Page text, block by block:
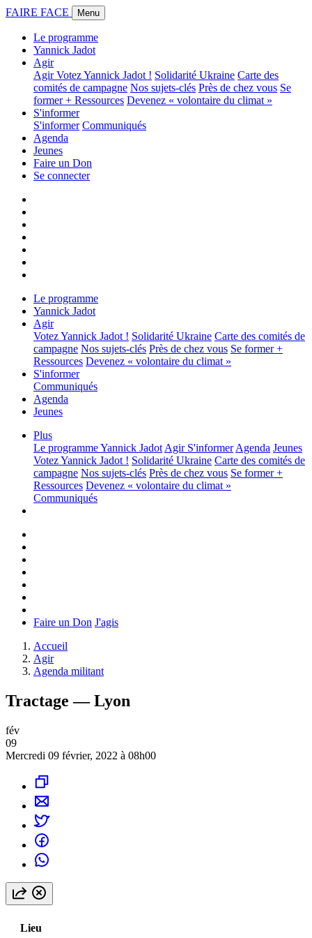
FAIRE FACE Menu
Le programme
Yannick Jadot
Agir
AgirVotez Yannick Jadot ! Solidarité Ukraine Carte des
comités de campagne Nos sujets-clés Près de chez vous Se
former + Ressources Devenez « volontaire du climat »
S'informer
S'informer Communiqués
Agenda
Jeunes
Faire un Don
Se connecter
Le programme
Yannick Jadot
Agir
Votez Yannick Jadot ! Solidarité Ukraine Carte des comités de
campagne Nos sujets-clés Près de chez vous Se former +
Ressources Devenez « volontaire du climat »
S'informer
Communiqués
Agenda
Jeunes
Plus
Le programmeYannick Jadot Agir S'informer Agenda Jeunes
Votez Yannick Jadot ! Solidarité Ukraine Carte des comités de
campagne Nos sujets-clés Près de chez vous Se former +
Ressources Devenez « volontaire du climat »
Communiqués
Faire un Don J'agis
Accueil
Agir
Agenda militant
Tractage — Lyon
fév
09
Mercredi 09 février, 2022 à 08h00
Lieu